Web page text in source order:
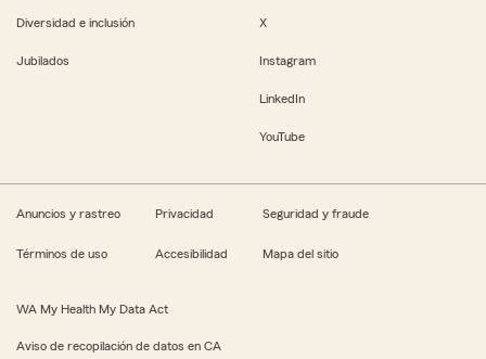
Diversidad e inclusión
Jubilados
X
Instagram
LinkedIn
YouTube
Anuncios y rastreo Privacidad Seguridad y fraude
Términos de uso Accesibilidad Mapa del sitio
WA My Health My Data Act
Aviso de recopilación de datos en CA